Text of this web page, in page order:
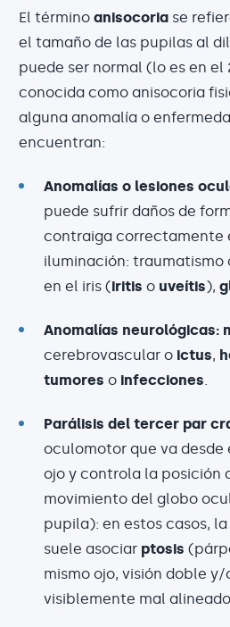
El término anisocoria se
el tamaño de las pupilas al
puede ser normal (lo es en el
conocida como anisocoria
alguna anomalía o
encuentran:
Anomalías o lesiones
puede sufrir daños de
contraiga correctamente
iluminación: traumatismo
en el iris (iritis o uveítis),
Anomalías neurológicas:
cerebrovascular o ictus,
tumores o infecciones
Parálisis del tercer par
oculomotor que va desde
ojo y controla la posición
movimiento del globo
pupila): en estos casos,
suele asociar ptosis
mismo ojo, visión doble y/
visiblemente mal